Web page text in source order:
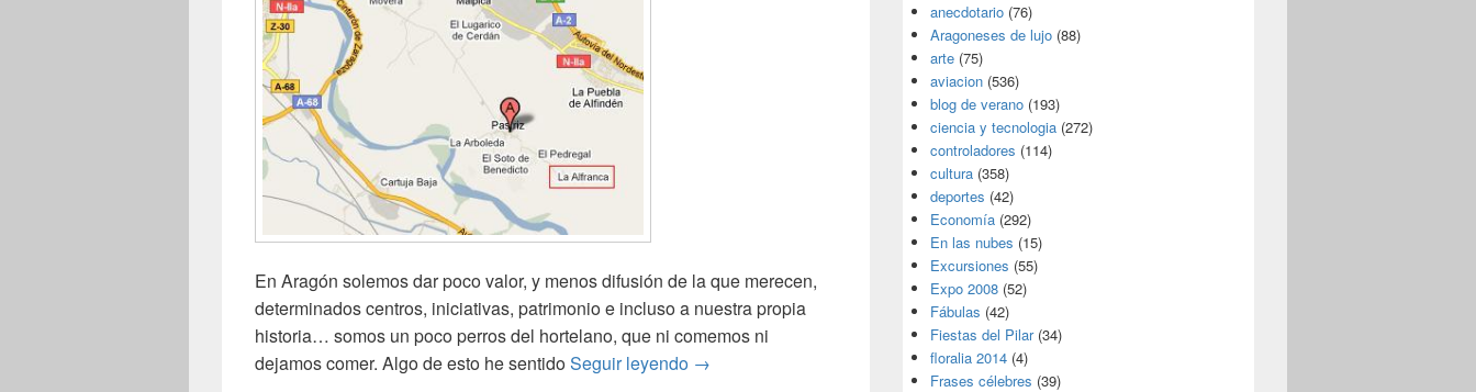
En Aragón solemos dar poco valor, y menos difusión de la que merecen,
determinados centros, iniciativas, patrimonio e incluso a nuestra propia
historia… somos un poco perros del hortelano, que ni comemos ni
dejamos comer. Algo de esto he sentidoSeguir leyendo Centro Internacional del Agua y Medioambiente (CIAMA)
→
anecdotario (76)
Aragoneses de lujo (88)
arte (75)
aviacion (536)
blog de verano (193)
ciencia y tecnologia (272)
controladores (114)
cultura (358)
deportes (42)
Economía (292)
En las nubes (15)
Excursiones (55)
Expo 2008 (52)
Fábulas (42)
Fiestas del Pilar(34)
floralia 2014 (4)
Frases célebres (39)